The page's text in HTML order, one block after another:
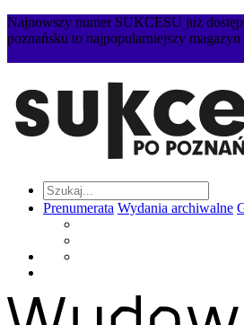
Najnowszy numer SUKCESU już
poznańsku to najpopularniejszy
Prenumerata Wydania archiwalne